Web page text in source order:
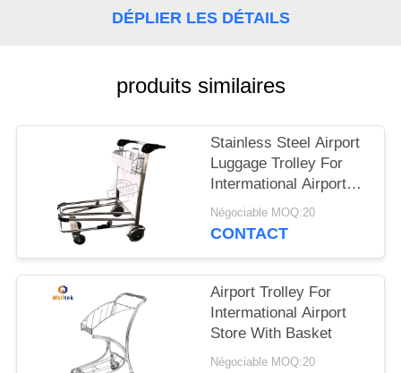
CITATION
SITE
PRIVACY
POLICY
DÉPLIER LES DÉTAILS
produits similaires
Stainless Steel Airport
Luggage Trolley For
Intermational Airport
Using With Double
Layer
Négociable MOQ:20
CONTACT
Airport Trolley For
Intermational Airport
Store With Basket
Négociable MOQ:20